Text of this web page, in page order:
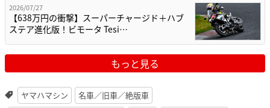
2026/07/27
【638万円の衝撃】スーパーチャージド＋ハブ
ステア進化版！ビモータ Tesi…
もっと見る
ヤマハマシン
名車／旧車／絶版車